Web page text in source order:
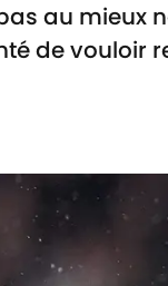
au mieux
de